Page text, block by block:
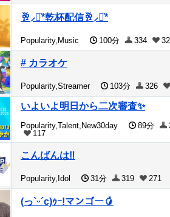
🥂⸝⋆͛*乾杯配信🥂⸝⋆͛*
Popularity,Music 100分 334
# カラオケ
Popularity,Streamer 103分 326
いよいよ明日から二次審査✨
Popularity,Talent,New30day 89分
117
こんばんは‼️
Popularity,Idol 31分 319 271
(っ`ᵕ´c)ｩｰ!マンゴー🥭